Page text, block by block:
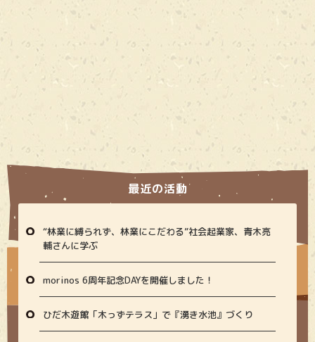
最近の活動
“林業に縛られず、林業にこだわる”社会起業家、青木亮
輔さんに学ぶ
morinos 6周年記念DAYを開催しました！
ひだ木遊館「木っずテラス」で『湧き水池』づくり